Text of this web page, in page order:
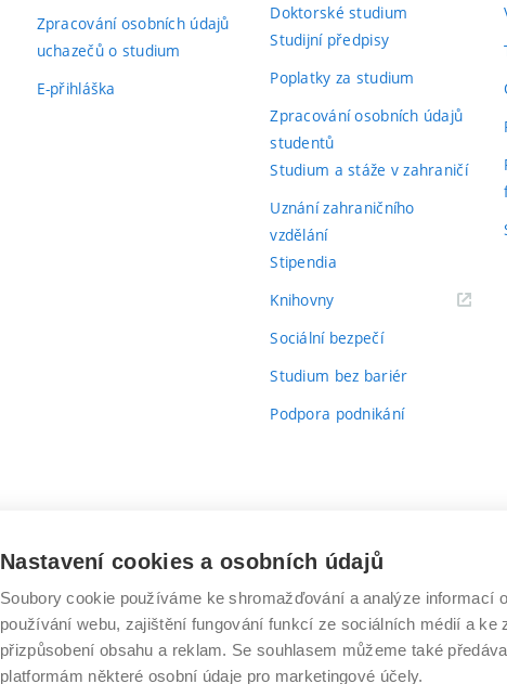
Zpracování osobních údajů
uchazečů o studium
E-přihláška
Doktorské studium
Studijní předpisy
Poplatky za studium
Zpracování osobních údajů
studentů
Studium a stáže v zahraničí
Uznání zahraničního
vzdělání
Stipendia
Knihovny(externí
Sociální bezpečí
Studium bez bariér
Podpora podnikání
Vysoké
učení
technické
VYSOKÉ UČENÍ TECHNICKÉ
Antonínská 548/1
602 00 Brno
Nastavení cookies a osobních údajů
Soubory cookie používáme ke shromažďování a analýze informací
používání webu, zajištění fungování funkcí ze sociálních médií a ke
přizpůsobení obsahu a reklam. Se souhlasem můžeme také
platformám některé osobní údaje pro marketingové účely.